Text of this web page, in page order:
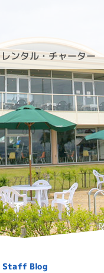
レンタル・チャーター
（クルー